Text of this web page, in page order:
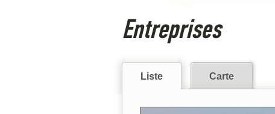
Entreprises
Liste Carte